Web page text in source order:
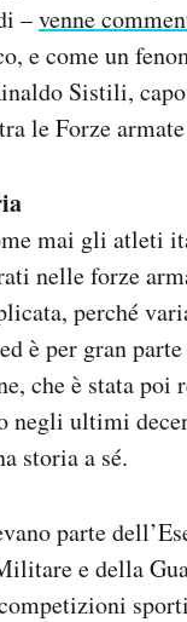
–venne
e come un
Sistili,
le Forze
mai gli atleti
nelle forze
perché
è per gran
che è stata poi
negli ultimi
storia a sé.
parte
e della